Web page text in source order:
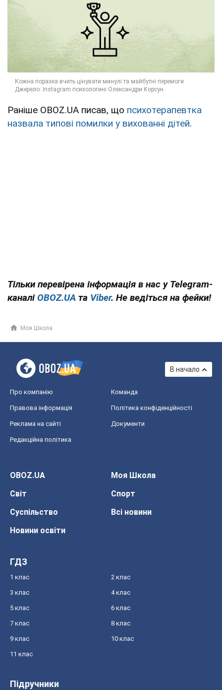
Раніше OBOZ.UA писав, що психотерапевтка
назвала типові помилки у вихованні дітей.
Тільки перевірена інформація в нас у Telegram-
каналі OBOZ.UA та Viber. Не ведіться на фейки!
Моя Школа
В начало
Про компанію Команда
Правова інформація Політика конфіденційності
Реклама на сайті Документи
Редакційна політика
OBOZ.UA
Моя Школа
Світ
Спорт
Суспільство
Всі новини
Новини освіти
ГДЗ
1 клас 2 клас
3 клас 4 клас
5 клас 6 клас
7 клас 8 клас
9 клас 10 клас
11 клас
Підручники